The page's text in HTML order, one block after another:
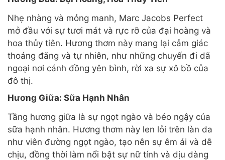
Nhẹ nhàng và mỏng manh, Marc Jacobs Perfect
mở đầu với sự tươi mát và rực rỡ của đại hoàng và
hoa thủy tiên. Hương thơm này mang lại cảm giác
thoáng đãng và tự nhiên, như những chuyến đi dã
ngoại nơi cánh đồng yên bình, rời xa sự xô bồ của
đô thị.
Hương Giữa: Sữa Hạnh Nhân
Tầng hương giữa là sự ngọt ngào và béo ngậy của
sữa hạnh nhân. Hương thơm này len lỏi trên làn da
như viên đường ngọt ngào, tạo nên sự êm ái và dễ
chịu, đồng thời làm nổi bật sự nữ tính và dịu dàng